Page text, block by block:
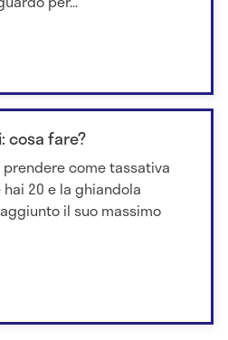
cosa fare?
come tassativa
hai 20 e la ghiandola
il suo massimo